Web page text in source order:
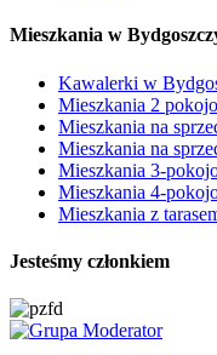
Mieszkania w
Kawalerki w
Mieszkania 2
Mieszkania na
Mieszkania na
Mieszkania 3-
Mieszkania 4-
Mieszkania z
Jesteśmy członkiem